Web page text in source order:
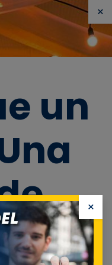
2791727
Auxilio
Identificarse
×
un
×